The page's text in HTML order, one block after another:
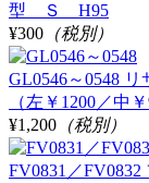
型 Ｓ H95
¥300 （税別）
GL0546～0548
（左￥1200／中
¥1,200 （税別）
FV0831／